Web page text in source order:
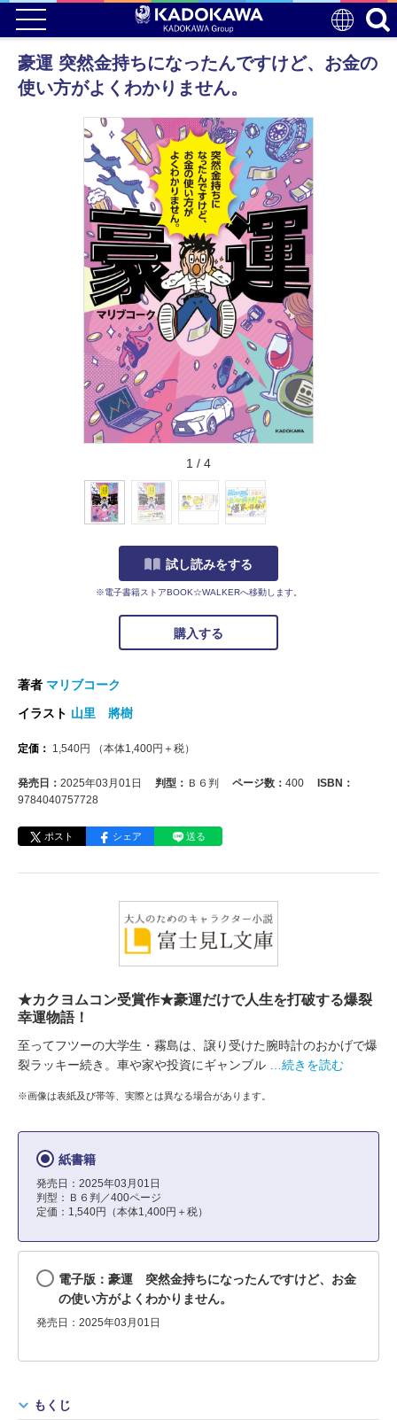
豪運 突然金持ちになったんですけど、お金の
使い方がよくわかりません。
1 / 4
試し読みをする
※電子書籍ストアBOOK☆WALKERへ移動します。
購入する
著者 マリブコーク
イラスト 山里 將樹
定価： 1,540円 （本体1,400円＋税）
発売日： 2025年03月01日 判型： Ｂ６判 ページ数： 400
ISBN：
9784040757728
ポスト シェア 送る
★カクヨムコン受賞作★豪運だけで人生を打破する爆裂
幸運物語！
至ってフツーの大学生・霧島は、譲り受けた腕時計のおかげで爆
裂ラッキー続き。車や家や投資にギャンブル
…続きを読む
※画像は表紙及び帯等、実際とは異なる場合があります。
紙書籍
発売日：2025年03月01日
判型：Ｂ６判／400ページ
定価：1,540円（本体1,400円＋税）
電子版：豪運 突然金持ちになったんですけど、お金
の使い方がよくわかりません。
発売日：2025年03月01日
もくじ